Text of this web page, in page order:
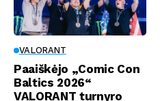
VALORANT
Paaiškėjo „Comic Con
Baltics 2026“
VALORANT turnyro